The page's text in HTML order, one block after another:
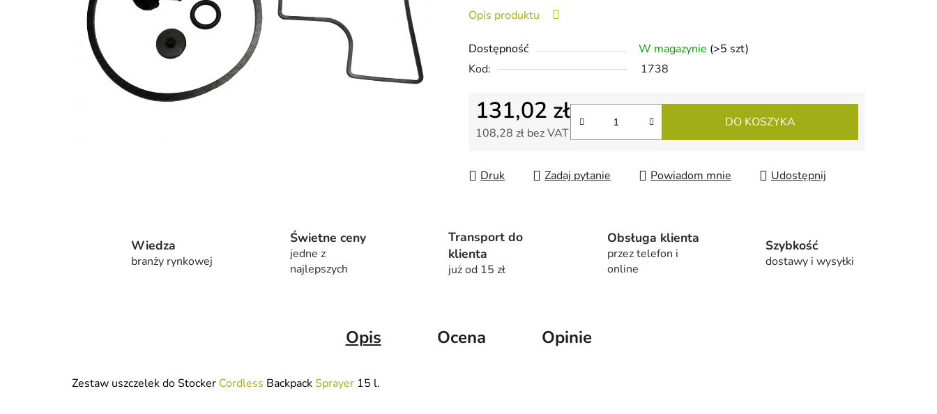
0,0
na
gwiazdek.
Opis produktu
Dostępność W magazynie (>5 szt)
Kod:
1738
131,02 zł
108,28 zł bez VAT
DO KOSZYKA
Druk Zadaj pytanie Powiadom mnie Udostępnij
Wiedza
branży rynkowej
Świetne ceny
jedne z
najlepszych
Transport do
klienta
już od 15 zł
Obsługa klienta
przez telefon i
online
Szybkość
dostawy i wysyłki
Opis Ocena Opinie
Zestaw uszczelek do Stocker Cordless BackpackSprayer 15 l.